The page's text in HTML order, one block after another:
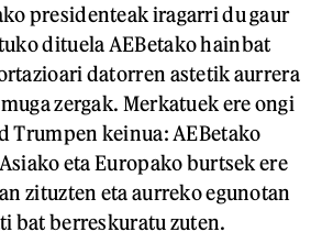
presidenteak iragarri du gaur
dituela AEBetako hainbat
datorren astetik aurrera
zergak. Merkatuek ere ongi
Trumpen keinua: AEBetako
eta Europako burtsek ere
zituzten eta aurreko egunotan
bat berreskuratu zuten.